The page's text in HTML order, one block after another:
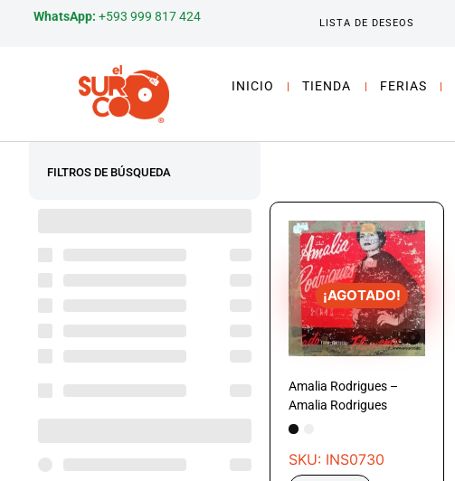
WhatsApp: +593 999 817 424 LISTA DE DESEOS
INICIO TIENDA FERIAS
FILTROS DE BÚSQUEDA
¡AGOTADO!
Amalia Rodrigues –
Amalia Rodrigues
SKU: INS0730